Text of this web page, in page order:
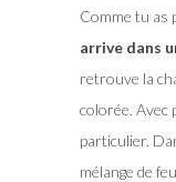
Comme tu as
arrive dans
retrouve la
colorée. Avec
particulier.
mélange de